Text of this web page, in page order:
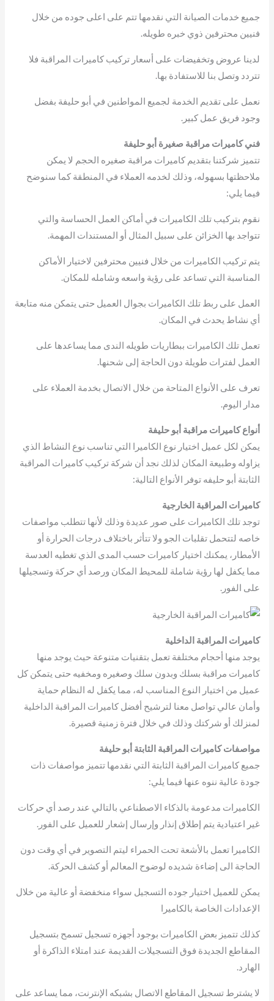
جميع خدمات الصيانة التي نقدمها تتم على اعلى جوده من خلال
فنيين محترفين ذوي خبره طويله.
لدينا عروض وتخفيضات على أسعار تركيب كاميرات المراقبة فلا
تتردد وتصل بنا للاستفادة بها.
نعمل على تقديم الخدمة لجميع المواطنين في أبو حليفة بفضل
وجود فريق عمل كبير.
فني كاميرات مراقبة صغيرة أبو حليفة
تتميز شركتنا بتقديم كاميرات مراقبة صغيره الحجم لا يمكن
ملاحظتها بسهوله، وذلك لخدمه العملاء في المنطقة كما سنوضح
فيما يلي:
نقوم بتركيب تلك الكاميرات في أماكن العمل الحساسة والتي
تتواجد بها الخزائن على سبيل المثال أو المستندات المهمة.
يتم تركيب الكاميرات من خلال فنيين محترفين لاختيار الأماكن
المناسبة التي تساعد على رؤية واسعه وشامله للمكان.
العمل على ربط تلك الكاميرات بجوال العميل حتى يتمكن منه متابعة
أي نشاط يحدث في المكان.
تعمل تلك الكاميرات ببطاريات طويله الندى مما يساعدها على
العمل لفترات طويلة دون الحاجة إلى شحنها.
تعرف على الأنواع المتاحة من خلال الاتصال بخدمة العملاء على
مدار اليوم.
أنواع كاميرات مراقبة أبو حليفة
يمكن لكل عميل اختيار نوع الكاميرا التي تناسب نوع النشاط الذي
يزاوله وطبيعة المكان لذلك نجد أن شركة تركيب كاميرات المراقبة
الثابتة أبو حليفه توفر الأنواع التالية:
كاميرات المراقبة الخارجية
توجد تلك الكاميرات على صور عديدة وذلك لأنها تتطلب مواصفات
خاصه لتتحمل تقلبات الجو ولا تتأثر باختلاف درجات الحرارة أو
الأمطار، يمكنك اختيار كاميرات حسب المدى الذي تغطيه العدسة
مما يكفل لها رؤية شاملة للمحيط المكان ورصد أي حركة وتسجيلها
على الفور.
كاميرات المراقبة الداخلية
يوجد منها أحجام مختلفة تعمل بتقنيات متنوعة حيث يوجد منها
كاميرات مراقبة بسلك وبدون سلك وصغيره ومخفيه حتى يتمكن كل
عميل من اختيار النوع المناسب له، مما يكفل له النظام حماية
وأمان عالي تواصل معنا لترشيح أفضل كاميرات المراقبة الداخلية
لمنزلك أو شركتك وذلك في خلال فترة زمنية قصيرة.
مواصفات كاميرات المراقبة الثابتة أبو حليفة
جميع كاميرات المراقبة الثابتة التي نقدمها تتميز مواصفات ذات
جودة عالية ننوه عنها فيما يلي:
الكاميرات مدعومة بالذكاء الاصطناعي بالتالي عند رصد أي حركات
غير اعتيادية يتم إطلاق إنذار وإرسال إشعار للعميل على الفور.
الكاميرا تعمل بالأشعة تحت الحمراء ليتم التصوير في أي وقت دون
الحاجة الى إضاءة شديده لوضوح المعالم أو كشف الحركة.
يمكن للعميل اختيار جوده التسجيل سواء منخفضة أو عالية من خلال
الإعدادات الخاصة بالكاميرا
كذلك تتميز بعض الكاميرات بوجود أجهزه تسجيل تسمح بتسجيل
المقاطع الجديدة فوق التسجيلات القديمة عند امتلاء الذاكرة أو
الهارد.
لا يشترط تسجيل المقاطع الاتصال بشبكه الإنترنت، مما يساعد على